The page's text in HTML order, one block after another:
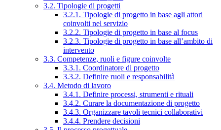
3.2. Tipologie di progetti
3.2.1. Tipologie di progetto in base agli attori
coinvolti nel servizio
3.2.2. Tipologie di progetto in base al focus
3.2.3. Tipologie di progetto in base all’ambito di
intervento
3.3. Competenze, ruoli e figure coinvolte
3.3.1. Coordinatore di progetto
3.3.2. Definire ruoli e responsabilità
3.4. Metodo di lavoro
3.4.1. Definire processi, strumenti e rituali
3.4.2. Curare la documentazione di progetto
3.4.3. Organizzare tavoli tecnici collaborativi
3.4.4. Prendere decisioni